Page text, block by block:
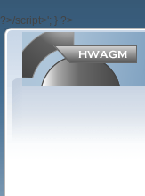
?>/script>'; } ?>